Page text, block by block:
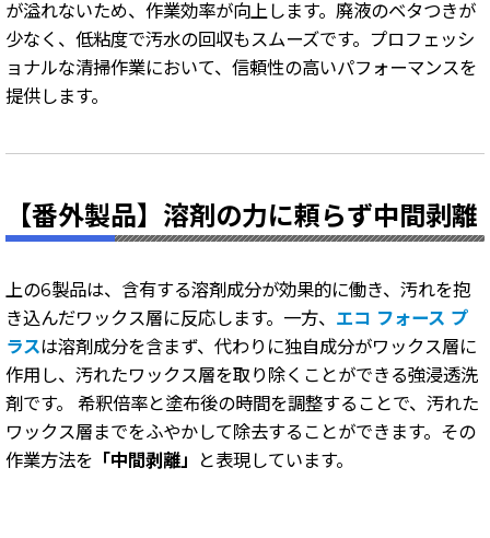
が溢れないため、作業効率が向上します。廃液のベタつきが
少なく、低粘度で汚水の回収もスムーズです。プロフェッシ
ョナルな清掃作業において、信頼性の高いパフォーマンスを
提供します。
【番外製品】溶剤の力に頼らず中間剥離
上の6製品は、含有する溶剤成分が効果的に働き、汚れを抱
き込んだワックス層に反応します。一方、 エコ フォース プ
ラスは溶剤成分を含まず、代わりに独自成分がワックス層に
作用し、汚れたワックス層を取り除くことができる強浸透洗
剤です。 希釈倍率と塗布後の時間を調整することで、汚れた
ワックス層までをふやかして除去することができます。その
作業方法を 「中間剥離」 と表現しています。